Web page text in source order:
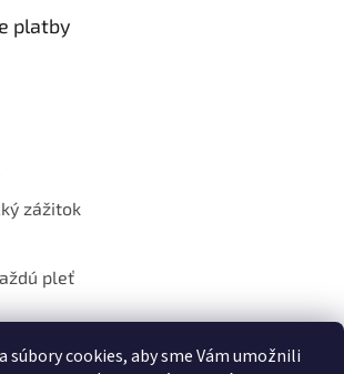
súbory cookies, aby sme Vám umožnili
platby
zážitok
pleť
kozmetiku Sante